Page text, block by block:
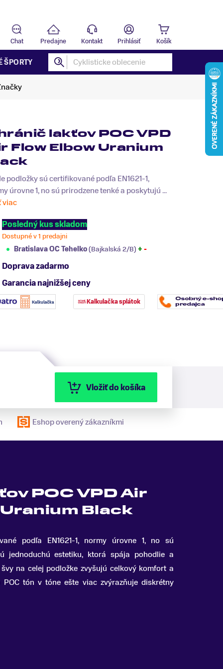
Chat Predajne Kontakt Prihlásiť Košík
ŠPORTY
lakťov POC VPD
Flow Elbow Uranium
podložky sú certifikované podľa EN1621-1,
úrovne 1, no sú prirodzene tenké a poskytujú ...
viac
Posledný kus skladom
Dostupné v 1 predajni
Bratislava OC Tehelko(Bajkalská 2/B) + -
Doprava zadarmo
Garancia najnižšej ceny
Kalkulačka splátok
Vložiť do košíka
Eshop overený zákazníkmi
POC VPD Air
Black
podľa EN1621-1, normy úrovne 1, no sú
jednoduchú estetiku, ktorá spája pohodlie a
na celej podložke zvyšujú celkový komfort a
tón v tóne ešte viac zvýrazňuje diskrétny